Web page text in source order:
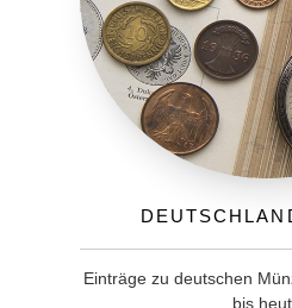
Einträge zu deutschen
bis